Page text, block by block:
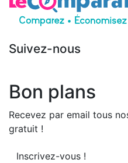
Suivez-nous
Bon plans
Recevez par email tous
gratuit !
Inscrivez-vous !